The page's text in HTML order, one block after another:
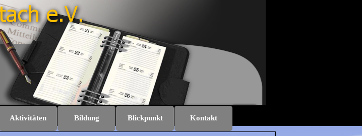
Menü überspringen
▼
Aktivitäten ▼
Bildung ▼
Blickpunkt ▼
Kontakt